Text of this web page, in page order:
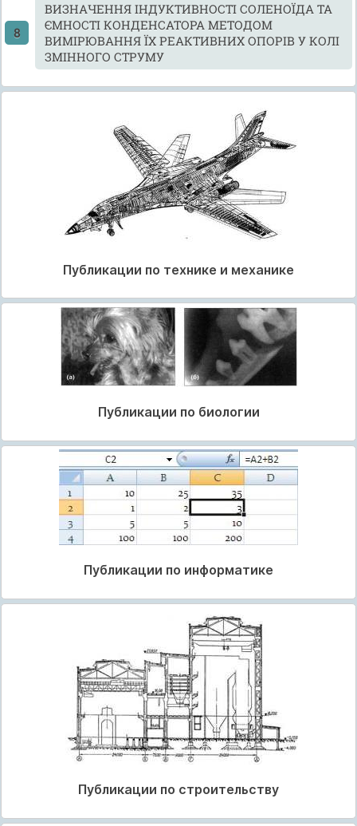
ВИЗНАЧЕННЯ ІНДУКТИВНОСТІ СОЛЕНОЇДА ТА
ЄМНОСТІ КОНДЕНСАТОРА МЕТОДОМ
ВИМІРЮВАННЯ ЇХ РЕАКТИВНИХ ОПОРІВ У КОЛІ
ЗМІННОГО СТРУМУ
Публикации по технике и механике
Публикации по биологии
Публикации по информатике
Публикации по строительству